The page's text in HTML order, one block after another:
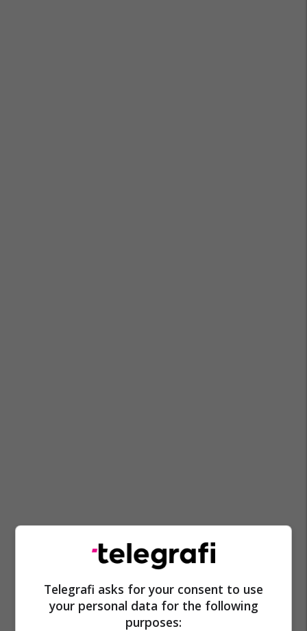
Telegrafi asks for your consent to use
your personal data for the following
purposes: